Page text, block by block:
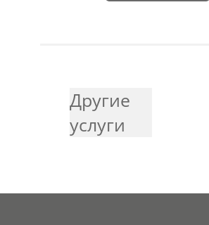
Другие
услуги